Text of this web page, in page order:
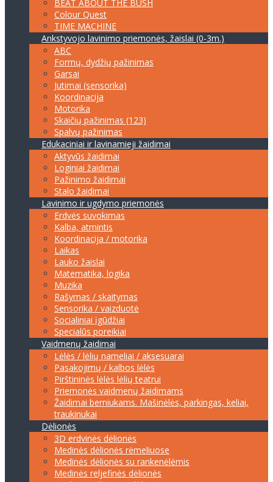
BEAT ABOUT THE BUSH
Colour Quest
TIME MACHINE
Ankstyvojo lavinimo priemonės, žaislai (0-3m.)
ABC
Formų, dydžių pažinimas
Garsai
Jutimai (sensorika)
Koordinacija
Motorika
Skaičių pažinimas (123)
Spalvų pažinimas
Edukaciniai ir lavinamieji žaidimai
Aktyvūs žaidimai
Loginiai žaidimai
Pažinimo žaidimai
Stalo žaidimai
Lavinimo ir ugdymo priemonės
Erdvės suvokimas
Kalba, atmintis
Koordinacija / motorika
Laikas
Lauko žaislai
Matematika, logika
Muzika
Rašymas / skaitymas
Sensorika / vaizduotė
Socialiniai įgūdžiai
Specialūs poreikiai
Vaidmenų žaidimai
Lėlės / lėlių nameliai / aksesuarai
Pasakojimų / kalbos lėlės
Pirštininės lėlės lėlių teatrui
Priemonės vaidmenų žaidimams
Žaidimai berniukams. Mašinėlės, parkingas, keliai,
traukinukai
Dėlionės
3D erdvinės dėlionės
Medinės dėlionės rėmeliuose
Medinės dėlionės su rankenėlėmis
Medinės reljefinės dėlionės